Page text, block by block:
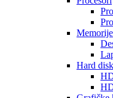
Memorije
Hard